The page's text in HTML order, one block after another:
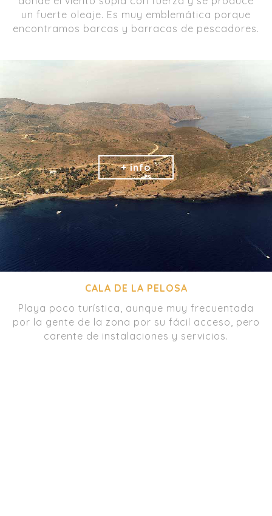
un fuerte oleaje. Es muy emblemática porque
encontramos barcas y barracas de pescadores.
CALA DE LA PELOSA
Playa poco turística, aunque muy frecuentada
por la gente de la zona por su fácil acceso, pero
carente de instalaciones y servicios.